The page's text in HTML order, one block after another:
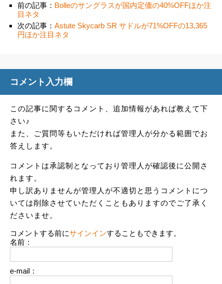
前の記事： Bolleのサングラスが国内定価の40%OFFほか注
目ネタ
次の記事： Astute Skycarb SR サドルが71%OFFの13,365
円ほか注目ネタ
コメント入力欄
この記事に関するコメント、追加情報があれば教えて下
さい♪
また、ご質問等もいただければ管理人が分かる範囲でお
答えします。
コメントは承認制となっており管理人が確認後に公開さ
れます。
申し訳ありませんが管理人が不適切と思うコメントにつ
いては削除させていただくこともありますのでご了承く
ださいませ。
コメントする前にサインインすることもできます。
名前：
e-mail：